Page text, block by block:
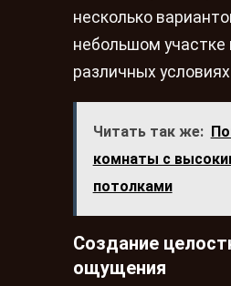
несколько
небольшом участке
различных
Читать так же:
комнаты с
потолками
Создание
ощущения